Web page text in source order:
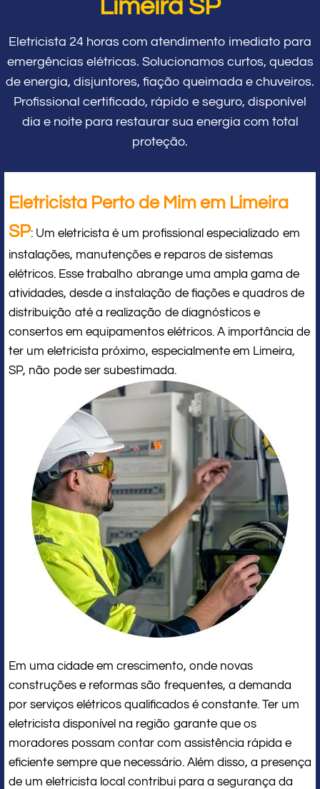
Limeira SP
Eletricista 24 horas com atendimento imediato para
emergências elétricas. Solucionamos curtos, quedas
de energia, disjuntores, fiação queimada e chuveiros.
Profissional certificado, rápido e seguro, disponível
dia e noite para restaurar sua energia com total
proteção.
Eletricista Perto de Mim em Limeira
SP: Um eletricista é um profissional especializado em
instalações, manutenções e reparos de sistemas
elétricos. Esse trabalho abrange uma ampla gama de
atividades, desde a instalação de fiações e quadros de
distribuição até a realização de diagnósticos e
consertos em equipamentos elétricos. A importância de
ter um eletricista próximo, especialmente em Limeira,
SP, não pode ser subestimada.
Em uma cidade em crescimento, onde novas
construções e reformas são frequentes, a demanda
por serviços elétricos qualificados é constante. Ter um
eletricista disponível na região garante que os
moradores possam contar com assistência rápida e
eficiente sempre que necessário. Além disso, a presença
de um eletricista local contribui para a segurança da